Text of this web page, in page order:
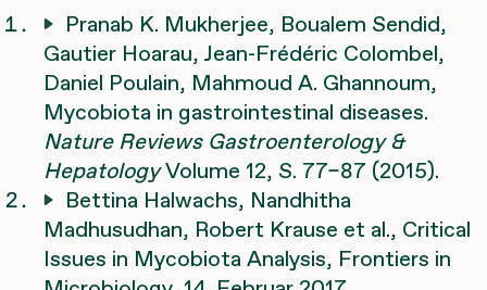
Pranab K. Mukherjee, Boualem Sendid,
Gautier Hoarau, Jean-Frédéric Colombel,
Daniel Poulain, Mahmoud A. Ghannoum,
Mycobiota in gastrointestinal diseases.
Nature Reviews Gastroenterology &
HepatologyVolume 12, S. 77–87 (2015).
Bettina Halwachs, Nandhitha
Madhusudhan, Robert Krause et al., Critical
Issues in Mycobiota Analysis, Frontiers in